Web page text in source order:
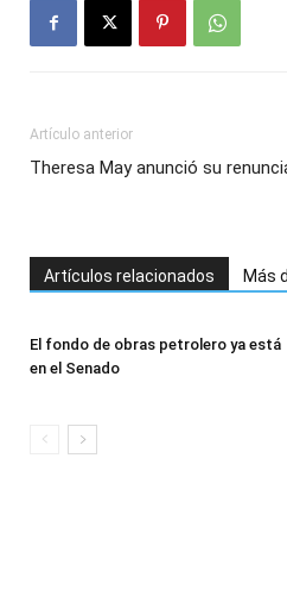
Artículo anterior
Theresa May anunció su
Artículos relacionados Más
El fondo de obras petrolero ya está
en el Senado